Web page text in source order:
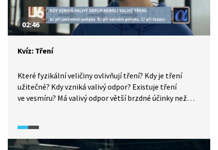
02:46
Kvíz: Tření
Které fyzikální veličiny ovlivňují tření? Kdy je tření
užitečné? Kdy vzniká valivý odpor? Existuje tření
ve vesmíru? Má valivý odpor větší brzdné účinky než
Odpovědi se dozvíte v kvízu.